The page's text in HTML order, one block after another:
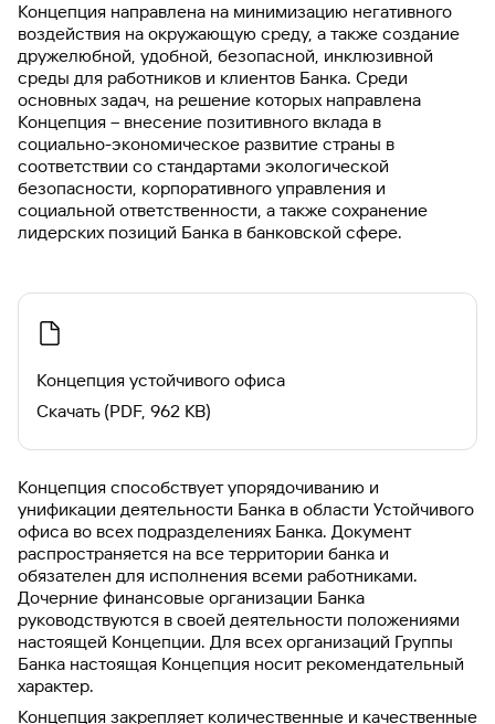
Концепция направлена на минимизацию негативного
воздействия на окружающую среду, а также создание
дружелюбной, удобной, безопасной, инклюзивной
среды для работников и клиентов Банка. Среди
основных задач, на решение которых направлена
Концепция – внесение позитивного вклада в
социально-экономическое развитие страны в
соответствии со стандартами экологической
безопасности, корпоративного управления и
социальной ответственности, а также сохранение
лидерских позиций Банка в банковской сфере.
Концепция устойчивого офиса
Скачать (PDF, 962 KB)
Концепция способствует упорядочиванию и
унификации деятельности Банка в области Устойчивого
офиса во всех подразделениях Банка. Документ
распространяется на все территории банка и
обязателен для исполнения всеми работниками.
Дочерние финансовые организации Банка
руководствуются в своей деятельности положениями
настоящей Концепции. Для всех организаций Группы
Банка настоящая Концепция носит рекомендательный
характер.
Концепция закрепляет количественные и качественные